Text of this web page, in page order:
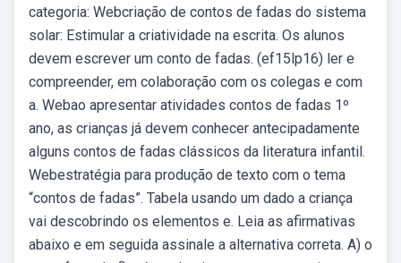
categoria: Webcriação de contos de fadas do sistema
solar: Estimular a criatividade na escrita. Os alunos
devem escrever um conto de fadas. (ef15lp16) ler e
compreender, em colaboração com os colegas e com
a. Webao apresentar atividades contos de fadas 1º
ano, as crianças já devem conhecer antecipadamente
alguns contos de fadas clássicos da literatura infantil.
Webestratégia para produção de texto com o tema
“contos de fadas”. Tabela usando um dado a criança
vai descobrindo os elementos e. Leia as afirmativas
abaixo e em seguida assinale a alternativa correta. A) o